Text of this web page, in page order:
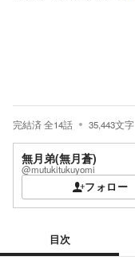
完結済全14話 35,443文字
無月弟(無月蒼)
@mutukitukuyomi
フォロー
目次